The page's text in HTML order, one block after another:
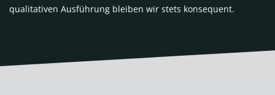
qualitativen Ausführung bleiben wir stets konsequent.